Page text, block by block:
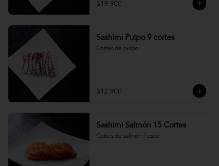
$19.900
Sashimi Pulpo 9 cortes
Cortes de pulpo.
$12.900
Sashimi Salmón 15 Cortes
Cortes de salmón fresco.